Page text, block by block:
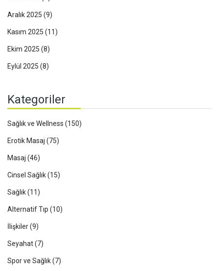
Aralık 2025 (9)
Kasım 2025 (11)
Ekim 2025 (8)
Eylül 2025 (8)
Kategoriler
Sağlık ve Wellness (150)
Erotik Masaj (75)
Masaj (46)
Cinsel Sağlık(15)
Sağlık(11)
Alternatif Tıp (10)
İlişkiler(9)
Seyahat(7)
Spor ve Sağlık(7)